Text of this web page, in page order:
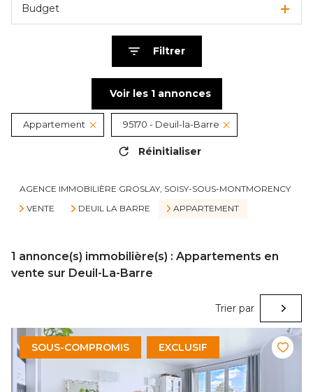
Budget
Filtrer
Voir les 1annonces
Appartement 95170 - Deuil-la-Barre
Réinitialiser
AGENCE IMMOBILIÈRE GROSLAY, SOISY-SOUS-MONTMORENCY
VENTE
DEUIL LA BARRE APPARTEMENT
1 annonce(s) immobilière(s) : Appartements en
vente sur Deuil-La-Barre
Trier par
SOUS-COMPROMIS EXCLUSIF